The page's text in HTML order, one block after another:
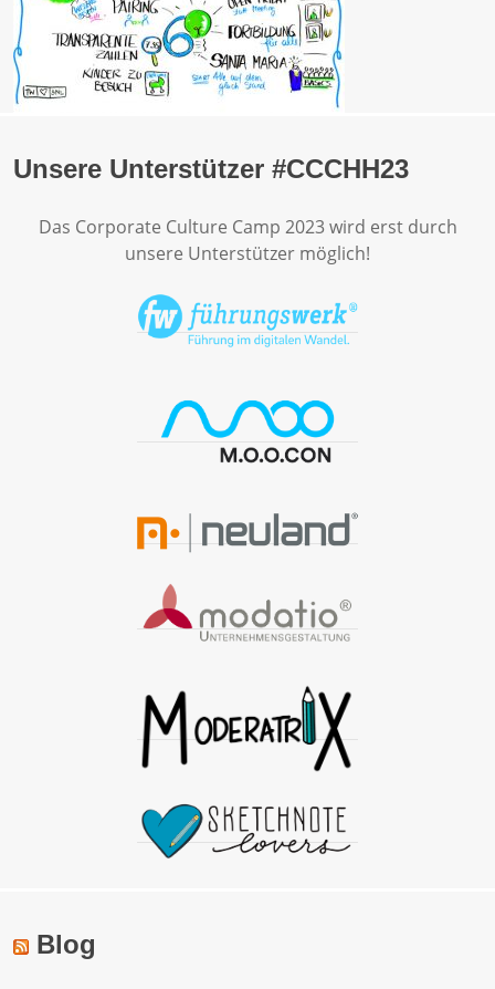
Unsere Unterstützer #CCCHH23
Das Corporate Culture Camp 2023 wird erst durch
unsere Unterstützer möglich!
Blog